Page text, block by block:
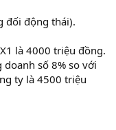
đối động thái).
là 4000 triệu đồng.
số 8% so với
ty là 4500 triệu